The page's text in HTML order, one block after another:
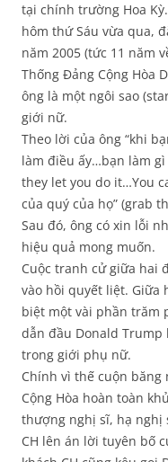
tại chính trường Hoa
hôm thứ Sáu vừa qua,
năm 2005 (tức 11 năm
Thống Đảng Cộng Hòa
ông là một ngôi sao
giới nữ.
Theo lời của ông “khi
làm điều ấy…bạn làm gì
they let you do it…You
của quý của họ” (grab
Sau đó, ông có xin lỗi
hiệu quả mong muốn.
Cuộc tranh cử giữa hai
vào hồi quyết liệt. Giữa
biệt một vài phần trăm
dẫn đầu Donald Trump
trong giới phụ nữ.
Chính vì thế cuộn
Cộng Hòa hoàn toàn
thượng nghị sĩ, hạ nghị
CH lên án lời tuyên bố